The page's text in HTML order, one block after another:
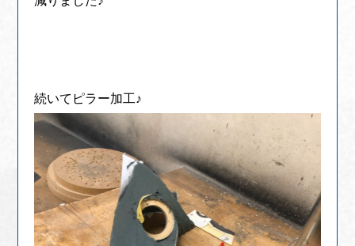
続いてピラー加工♪